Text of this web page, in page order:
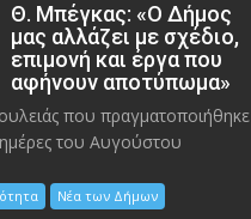
Θ. Μπέγκας: «Ο Δήμος
μας αλλάζει με σχέδιο,
επιμονή και έργα που
αφήνουν αποτύπωμα»
που πραγματοποιήθηκε
ημέρες του Αυγούστου
Νέα των Δήμων